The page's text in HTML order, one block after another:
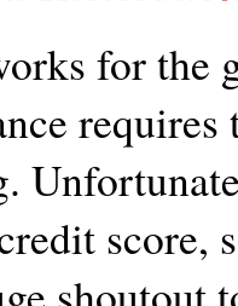
for the
score,